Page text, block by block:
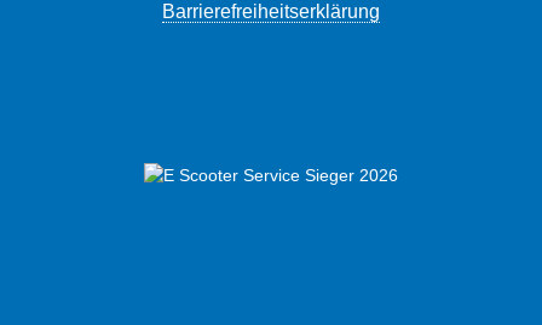
Barrierefreiheitserklärung